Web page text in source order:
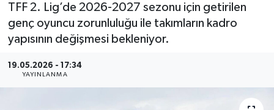
TFF 2. Lig’de 2026-2027 sezonu için getirilen
genç oyuncu zorunluluğu ile takımların kadro
yapısının değişmesi bekleniyor.
19.05.2026 - 17:34
YAYINLANMA
Ekonomi
Eleman
Emlak
Son Dakika Haberleri
Haber Arşivi